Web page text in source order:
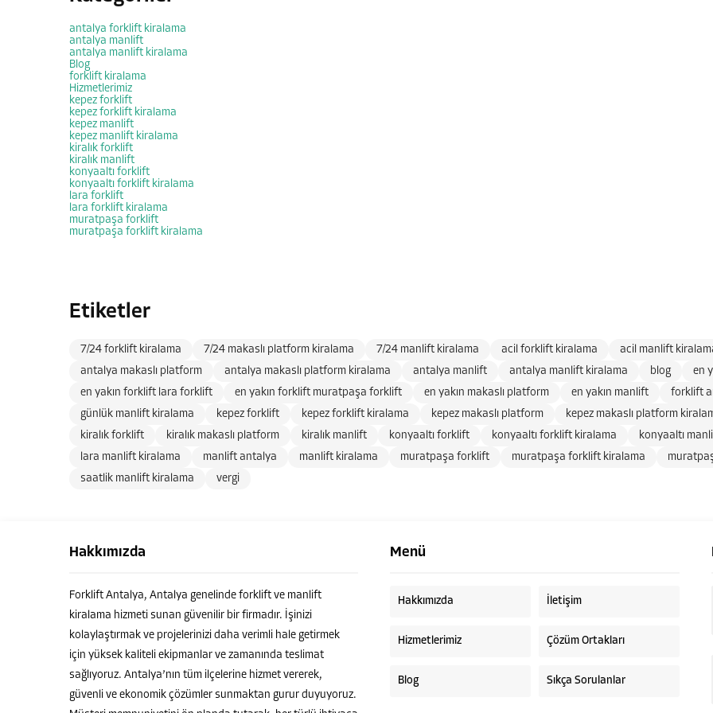
antalya forklift kiralama
antalya manlift
antalya manlift kiralama
Blog
forklift kiralama
Hizmetlerimiz
kepez forklift
kepez forklift kiralama
kepez manlift
kepez manlift kiralama
kiralık forklift
kiralık manlift
konyaaltı forklift
konyaaltı forklift kiralama
lara forklift
lara forklift kiralama
muratpaşa forklift
muratpaşa forklift kiralama
Etiketler
7/24 forklift kiralama 7/24 makaslı platform kiralama 7/24 manlift kiralama acil forklift kiralama acil manlift
antalya makaslı platform
antalya makaslı platform kiralama antalya manlift antalya manlift kiralama blog en
en yakın forklift lara forklift
en yakın forklift muratpaşa forklift en yakın makaslı platform en yakın manlift forklift
günlük manlift kiralama
kepez forklift kepez forklift kiralama kepez makaslı platform kepez makaslı platform
kiralık forklift
kiralık makaslı platform kiralık manlift konyaaltı forklift konyaaltı forklift kiralama konyaaltı
lara manlift kiralama
manlift antalya manlift kiralama muratpaşa forklift muratpaşa forklift kiralama
saatlik manlift kiralama
vergi
Hakkımızda
Forklift Antalya, Antalya genelinde forklift ve manlift
kiralama hizmeti sunan güvenilir bir firmadır. İşinizi
kolaylaştırmak ve projelerinizi daha verimli hale getirmek
için yüksek kaliteli ekipmanlar ve zamanında teslimat
sağlıyoruz. Antalya’nın tüm ilçelerine hizmet vererek,
güvenli ve ekonomik çözümler sunmaktan gurur duyuyoruz.
Menü
Hakkımızda İletişim
Hizmetlerimiz Çözüm Ortakları
Blog Sıkça Sorulanlar